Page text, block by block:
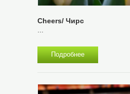
Cheers/ Чирс
...
Подробнее